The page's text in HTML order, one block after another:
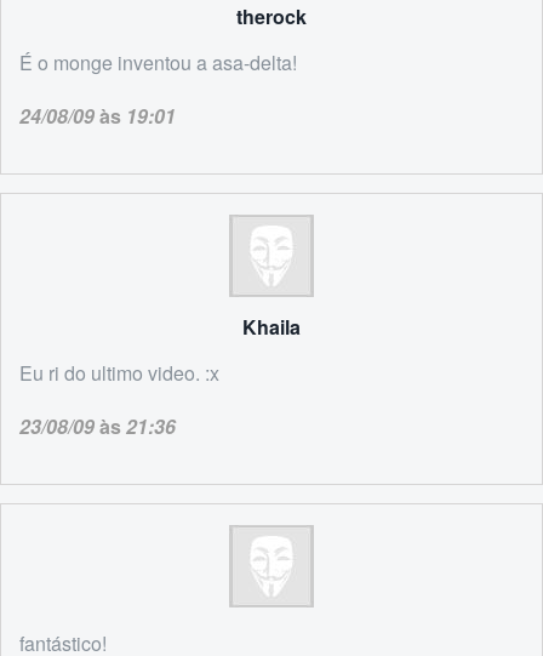
therock
É o monge inventou a asa-delta!
24/08/09às 19:01
Khaila
Eu ri do ultimo video. :x
23/08/09às21:36
fantástico!